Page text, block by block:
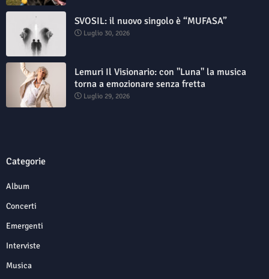
SVOSIL: il nuovo singolo è “MUFASA”
Luglio 30, 2026
Lemuri Il Visionario: con "Luna" la musica
torna a emozionare senza fretta
Luglio 29, 2026
Categorie
Album
Concerti
Emergenti
Interviste
Musica